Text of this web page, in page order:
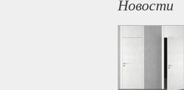
Новости